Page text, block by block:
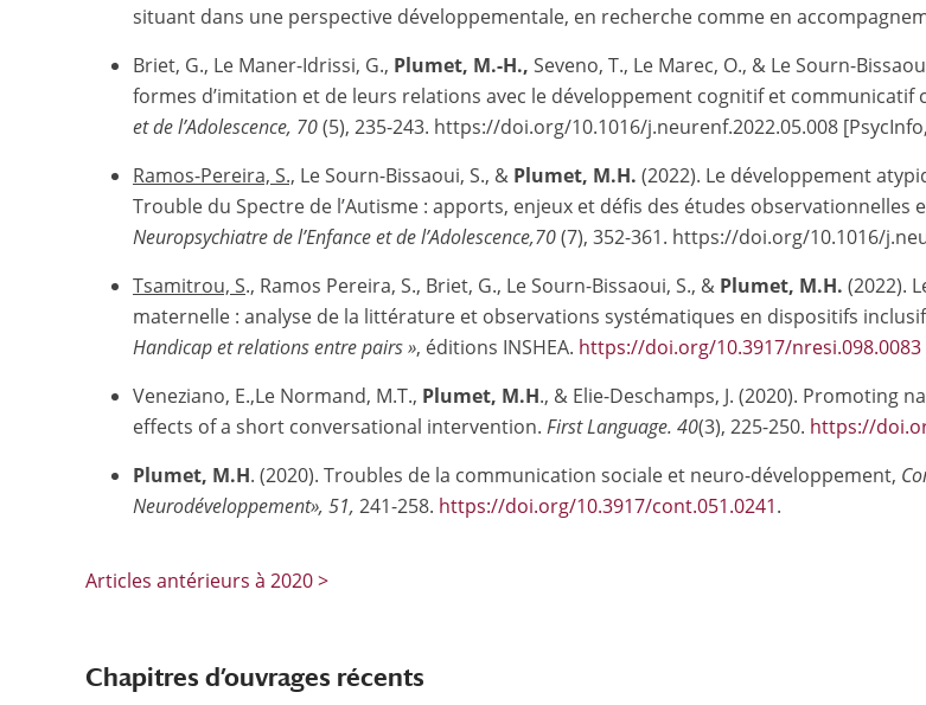
situant dans une perspective développementale, en recherche comme en
Briet, G., Le Maner-Idrissi, G., Plumet, M.-H., Seveno, T., Le Marec, O., & Le Sourn-
formes d’imitation et de leurs relations avec le développement cognitif et communicatif
et de l’Adolescence, 70(5), 235-243. https://doi.org/10.1016/j.neurenf.2022.05.008
Ramos-Pereira, S., Le Sourn-Bissaoui, S., & Plumet, M.H. (2022). Le développement
Trouble du Spectre de l’Autisme : apports, enjeux et défis des études
Neuropsychiatre de l’Enfance et de l’Adolescence,70(7), 352-361. https://doi.org/10.1016/
Tsamitrou, S., Ramos Pereira, S., Briet, G., Le Sourn-Bissaoui, S., & Plumet, M.H. (2022).
maternelle : analyse de la littérature et observations systématiques en dispositifs
Handicap et relations entre pairs », éditions INSHEA. https://doi.org/10.3917/nresi.098.0083
Veneziano, E.,Le Normand, M.T., Plumet, M.H., & Elie-Deschamps, J. (2020). Promoting
effects of a short conversational intervention. First Language. 40(3), 225-250. https://
Plumet, M.H. (2020). Troubles de la communication sociale et neuro-développement,
Neurodéveloppement», 51, 241-258. https://doi.org/10.3917/cont.051.0241.
Articles antérieurs à 2020 >
Chapitres d’ouvrages récents